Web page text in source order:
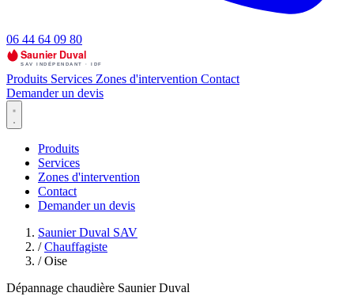
06 44 64 09 80
Produits Services Zones d'intervention Contact
Demander un devis
Produits
Services
Zones d'intervention
Contact
Demander un devis
Saunier Duval SAV
/ Chauffagiste
/ Oise
Dépannage chaudière Saunier Duval